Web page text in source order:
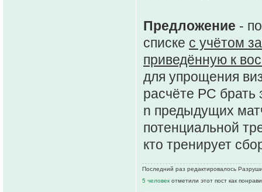
Предложение -
списке с учётом
приведённую к
для упрощения
расчёте РС брать
n предыдущих
потенциальной
кто тренирует
Последний раз редактировалось
5 человек отметили этот пост как